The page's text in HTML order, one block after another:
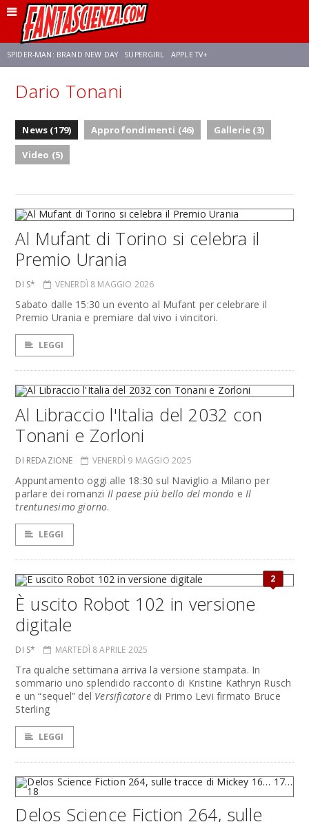
SPIDER-MAN: BRAND NEW DAY SUPERGIRL APPLE TV+
FRANCO RICCIARDIELLO ZENDAYA
NETFLIX SADIE SINK
Dario Tonani
News (179) Approfondimenti (46)
Gallerie (3)
Video (5)
Al Mufant di Torino si celebra il
Premio Urania
DI S* VENERDÌ 8 MAGGIO 2026
Sabato dalle 15:30 un evento al Mufant per celebrare il
Premio Urania e premiare dal vivo i vincitori.
LEGGI
Al Libraccio l'Italia del 2032 con
Tonani e Zorloni
DI REDAZIONE VENERDÌ 9 MAGGIO 2025
Appuntamento oggi alle 18:30 sul Naviglio a Milano per
parlare dei romanzi Il paese più bello del mondo eIl
trentunesimo giorno.
LEGGI
2
È uscito Robot 102 in versione
digitale
DI S* MARTEDÌ 8 APRILE 2025
Tra qualche settimana arriva la versione stampata. In
sommario uno splendido racconto di Kristine Kathryn Rusch
e un “sequel” del Versificatoredi Primo Levi firmato Bruce
Sterling
LEGGI
Delos Science Fiction 264, sulle